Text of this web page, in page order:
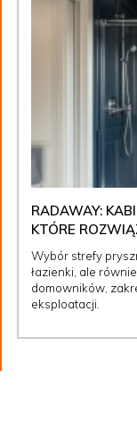
RADAWAY:
KTÓRE
Wybór strefy
łazienki, ale
domowników,
eksploatacji.